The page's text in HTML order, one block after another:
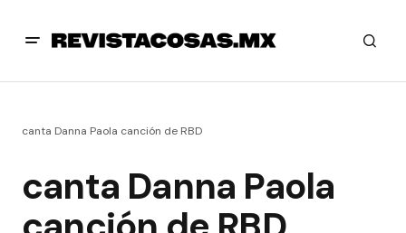
canta Danna Paola canción de RBD
canta Danna Paola